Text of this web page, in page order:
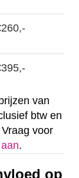
van
btw en
voor
.
op